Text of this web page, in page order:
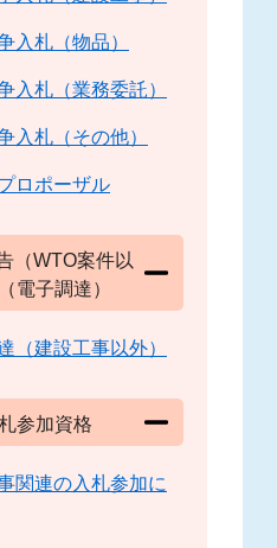
入札（物品）
入札（業務委託）
入札（その他）
ロポーザル
（WTO案件以
電子調達）
（建設工事以外）
参加資格
関連の入札参加に